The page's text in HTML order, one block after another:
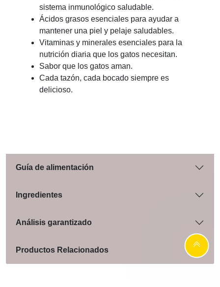
sistema inmunológico saludable.
Ácidos grasos esenciales para ayudar a
mantener una piel y pelaje saludables.
Vitaminas y minerales esenciales para la
nutrición diaria que los gatos necesitan.
Sabor que los gatos aman.
Cada tazón, cada bocado siempre es
delicioso.
Guía de alimentación
Ingredientes
Análisis garantizado
Productos Relacionados